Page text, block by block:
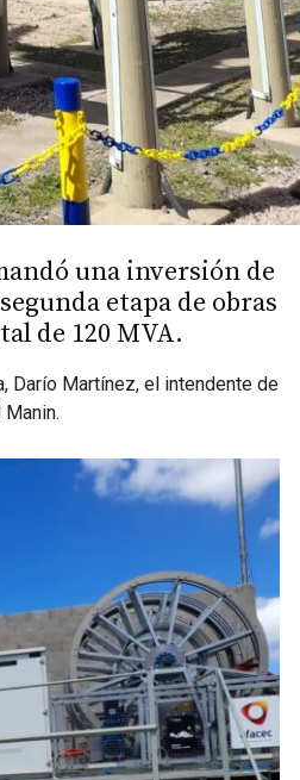
una inversión de
etapa de obras
de 120 MVA.
Darío Martínez, el intendente de